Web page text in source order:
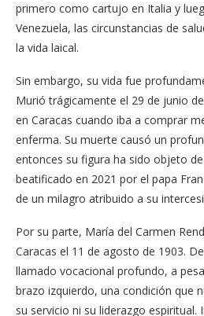
primero como cartujo en Italia y
Venezuela, las circunstancias de
la vida laical.
Sin embargo, su vida fue
Murió trágicamente el 29 de junio
en Caracas cuando iba a comprar
enferma. Su muerte causó un
entonces su figura ha sido objeto
beatificado en 2021 por el papa
de un milagro atribuido a su
Por su parte, María del Carmen
Caracas el 11 de agosto de 1903.
llamado vocacional profundo, a
brazo izquierdo, una condición que
su servicio ni su liderazgo espiritual.